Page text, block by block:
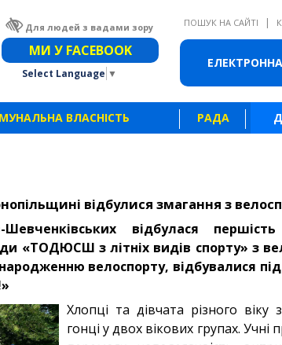
Для людей з вадами зору Звичайна версія
МИ У FACEBOOK
Select Language ▼
ПОШУК НА САЙТІ |
ВЛАСНІСТЬ РАДА
відбулися змагання з
відбулася
«ТОДЮСШ з літніх видів спорту» з
велоспорту, відбувалися
Хлопці та дівчата різного віку
гонці у двох вікових групах.